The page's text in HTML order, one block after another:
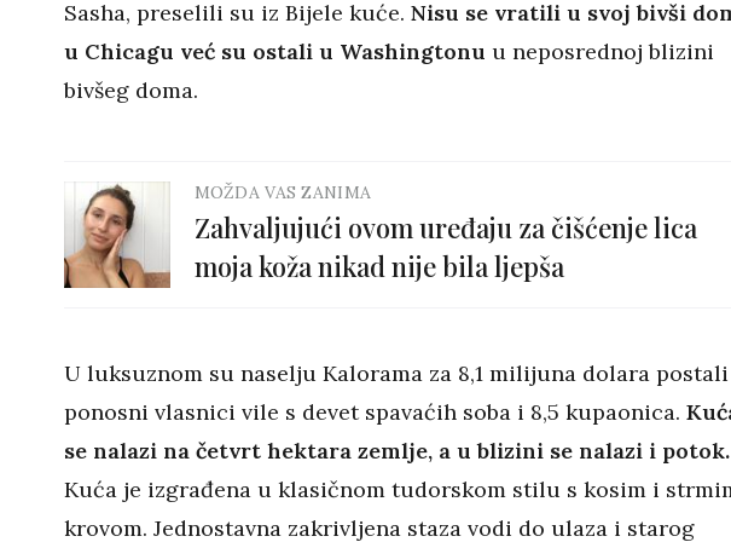
Sasha, preselili su iz Bijele kuće. Nisu se vratili u svoj bivši
u Chicagu već su ostali u Washingtonu u neposrednoj blizini
bivšeg doma.
MOŽDA VAS ZANIMA
Zahvaljujući ovom uređaju za čišćenje lica
moja koža nikad nije bila ljepša
U luksuznom su naselju Kalorama za 8,1 milijuna dolara postali
ponosni vlasnici vile s devet spavaćih soba i 8,5 kupaonica.
se nalazi na četvrt hektara zemlje, a u blizini se nalazi i potok.
Kuća je izgrađena u klasičnom tudorskom stilu s kosim i
krovom. Jednostavna zakrivljena staza vodi do ulaza i starog